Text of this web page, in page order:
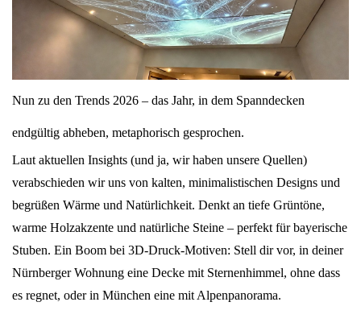
Nun zu den Trends 2026 – das Jahr, in dem Spanndecken
endgültig abheben, metaphorisch gesprochen.
Laut aktuellen Insights (und ja, wir haben unsere Quellen)
verabschieden wir uns von kalten, minimalistischen Designs und
begrüßen Wärme und Natürlichkeit. Denkt an tiefe Grüntöne,
warme Holzakzente und natürliche Steine – perfekt für bayerische
Stuben. Ein Boom bei 3D-Druck-Motiven: Stell dir vor, in deiner
Nürnberger Wohnung eine Decke mit Sternenhimmel, ohne dass
es regnet, oder in München eine mit Alpenpanorama.